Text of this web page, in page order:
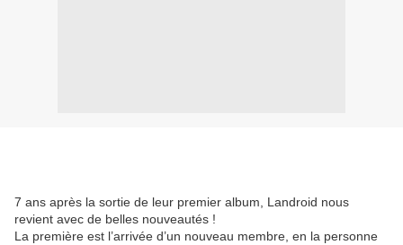
7 ans après la sortie de leur premier album, Landroid nous
revient avec de belles nouveautés !
La première est l’arrivée d’un nouveau membre, en la personne